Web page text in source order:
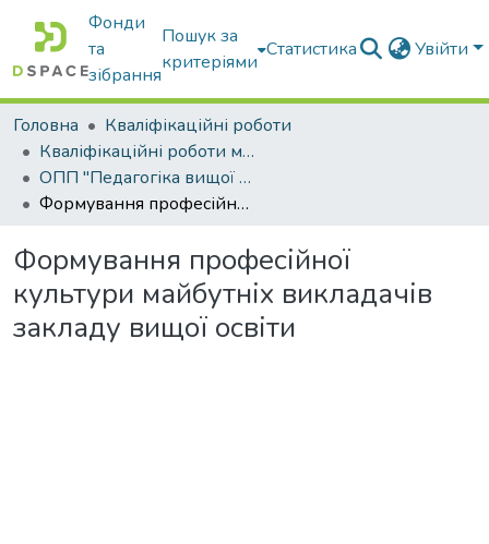
Фонди
та
зібрання
Пошук за
критеріями
Статистика Увійти
Головна
Кваліфікаційні роботи
Кваліфікаційні роботи магістрів
ОПП "Педагогіка вищої школи"
Формування професійної культури майбутніх викладачів закладу вищої освіти
Формування професійної
культури майбутніх викладачів
закладу вищої освіти